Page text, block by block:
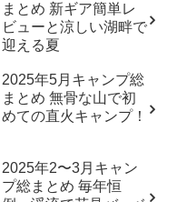
まとめ 新ギア簡単レ
ビューと涼しい湖畔で
迎える夏
2025年5月キャンプ総
まとめ 無骨な山で初
めての直火キャンプ！
2025年2〜3月キャン
プ総まとめ 毎年恒